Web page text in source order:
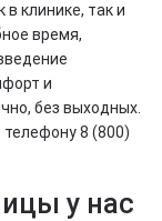
клинике, так и
время,
и
без выходных.
телефону 8 (800)
у нас